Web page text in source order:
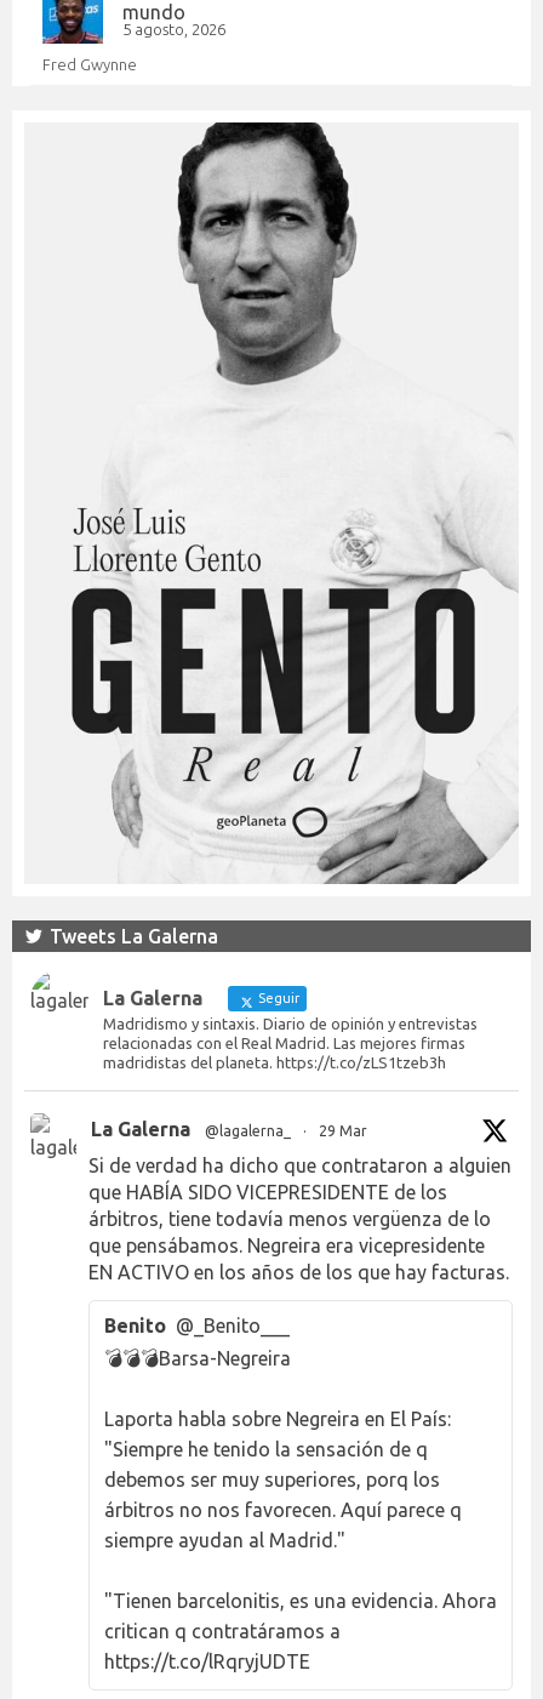
mundo
5 agosto, 2026
Fred Gwynne
Tweets La Galerna
La Galerna Seguir
Madridismo y sintaxis. Diario de opinión y entrevistas
relacionadas con el Real Madrid. Las mejores firmas
madridistas del planeta. https://t.co/zLS1tzeb3h
La Galerna @lagalerna_ · 29 Mar
Si de verdad ha dicho que contrataron a alguien
que HABÍA SIDO VICEPRESIDENTE de los
árbitros, tiene todavía menos vergüenza de lo
que pensábamos. Negreira era vicepresidente
EN ACTIVO en los años de los que hay facturas.
Benito @_Benito___
💣💣💣Barsa-Negreira
Laporta habla sobre Negreira en El País:
"Siempre he tenido la sensación de q
debemos ser muy superiores, porq los
árbitros no nos favorecen. Aquí parece q
siempre ayudan al Madrid."
"Tienen barcelonitis, es una evidencia. Ahora
critican q contratáramos a
https://t.co/lRqryjUDTE